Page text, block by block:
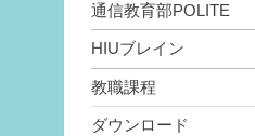
通信教育部POLITE
HIUブレイン
教職課程
ダウンロード